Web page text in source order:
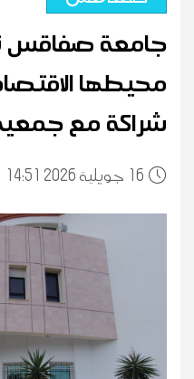
جامعة صفاقس
محيطها
شراكة مع
16 14:51 2026 جويلية